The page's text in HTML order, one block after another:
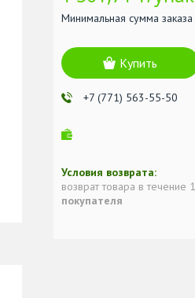
Минимальная сумма
Купить
+7 (771) 563-55-50
возврат товара в течение
покупателя